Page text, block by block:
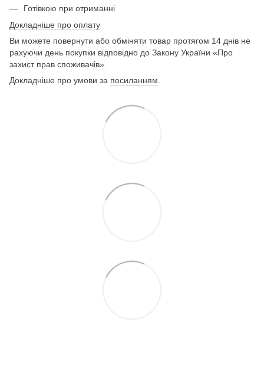
Готівкою при отриманні
Докладніше про оплату
Ви можете повернути або обміняти товар протягом 14 днів не
рахуючи день покупки відповідно до Закону України «Про
захист прав споживачів».
Докладніше про умови за посиланням.